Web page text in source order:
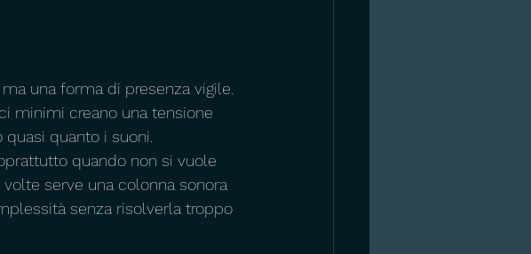
una forma di presenza vigile.
minimi creano una tensione
quanto i suoni.
quando non si vuole
serve una colonna sonora
senza risolverla troppo